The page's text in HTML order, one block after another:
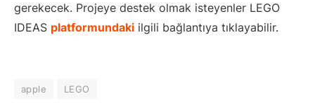
gerekecek. Projeye destek olmak isteyenler LEGO
IDEAS platformundaki ilgili bağlantıya tıklayabilir.
apple LEGO